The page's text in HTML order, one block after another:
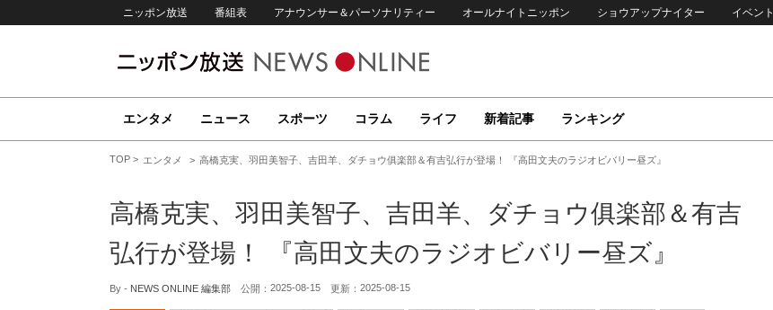
ニッポン放送 番組表 アナウンサー＆パーソナリティー オールナイトニッポン ショウアップナイター イベント
エンタメ ニュース スポーツ コラム ライフ 新着記事 ランキング
TOP エンタメ 高橋克実、羽田美智子、吉田羊、ダチョウ俱楽部＆有吉弘行が登場！ 『高田文夫のラジオビバリー昼ズ』
高橋克実、羽田美智子、吉田羊、ダチョウ俱楽部＆有吉
弘行が登場！ 『高田文夫のラジオビバリー昼ズ』
By - NEWS ONLINE 編集部 公開： 2025-08-15 更新： 2025-08-15